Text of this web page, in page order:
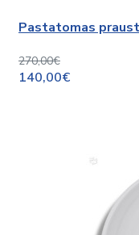
Pastatomas
270,00€
140,00€